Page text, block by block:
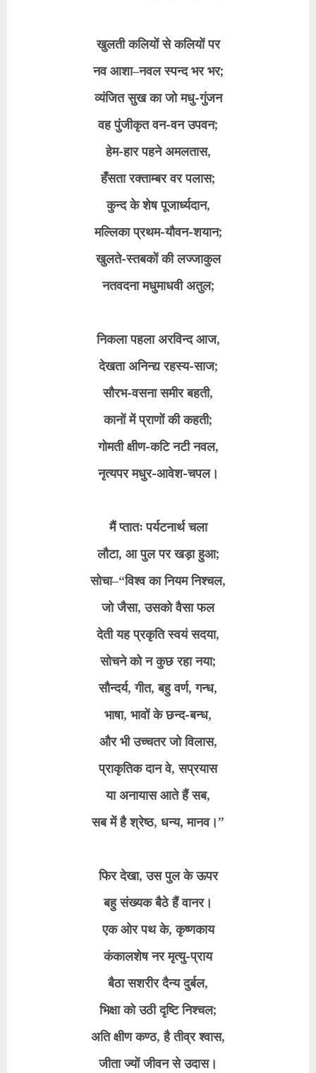
खुलती कलियों से कलियों पर
नव आशा–नवल स्पन्द भर भर;
व्यंजित सुख का जो मधु-गुंजन
वह पुंजीकृत वन-वन उपवन;
हेम-हार पहने अमलतास,
हँसता रक्ताम्बर वर पलास;
कुन्द के शेष पूजार्ध्यदान,
मल्लिका प्रथम-यौवन-शयान;
खुलते-स्तबकों की लज्जाकुल
नतवदना मधुमाधवी अतुल;
निकला पहला अरविन्द आज,
देखता अनिन्द्य रहस्य-साज;
सौरभ-वसना समीर बहती,
कानों में प्राणों की कहती;
गोमती क्षीण-कटि नटी नवल,
नृत्यपर मधुर-आवेश-चपल।
मैं प्तातः पर्यटनार्थ चला
लौटा, आ पुल पर खड़ा हुआ;
सोचा–“विश्व का नियम निश्चल,
जो जैसा, उसको वैसा फल
देती यह प्रकृति स्वयं सदया,
सोचने को न कुछ रहा नया;
सौन्दर्य, गीत, बहु वर्ण, गन्ध,
भाषा, भावों के छन्द-बन्ध,
और भी उच्चतर जो विलास,
प्राकृतिक दान वे, सप्रयास
या अनायास आते हैं सब,
सब में है श्रेष्ठ, धन्य, मानव।”
फिर देखा, उस पुल के ऊपर
बहु संख्यक बैठे हैं वानर।
एक ओर पथ के, कृष्णकाय
कंकालशेष नर मृत्यु-प्राय
बैठा सशरीर दैन्य दुर्बल,
भिक्षा को उठी दृष्टि निश्चल;
अति क्षीण कण्ठ, है तीव्र श्वास,
जीता ज्यों जीवन से उदास।